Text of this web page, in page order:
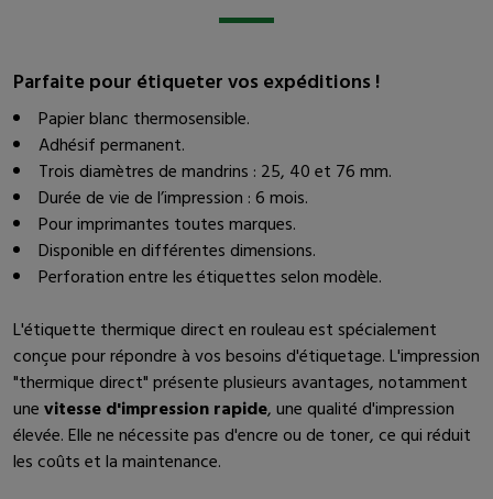
Parfaite pour étiqueter vos expéditions !
Papier blanc thermosensible.
Adhésif permanent.
Trois diamètres de mandrins : 25, 40 et 76 mm.
Durée de vie de l’impression : 6 mois.
Pour imprimantes toutes marques.
Disponible en différentes dimensions.
Perforation entre les étiquettes selon modèle.
L'étiquette thermique direct en rouleau est spécialement
conçue pour répondre à vos besoins d'étiquetage. L'impression
"thermique direct" présente plusieurs avantages, notamment
unevitesse d'impression rapide, une qualité d'impression
élevée. Elle ne nécessite pas d'encre ou de toner, ce qui réduit
les coûts et la maintenance.